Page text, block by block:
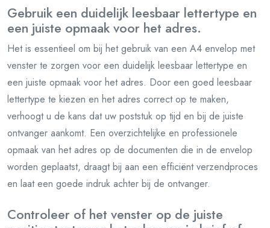
Gebruik een duidelijk leesbaar lettertype en
een juiste opmaak voor het adres.
Het is essentieel om bij het gebruik van een A4 envelop met
venster te zorgen voor een duidelijk leesbaar lettertype en
een juiste opmaak voor het adres. Door een goed leesbaar
lettertype te kiezen en het adres correct op te maken,
verhoogt u de kans dat uw poststuk op tijd en bij de juiste
ontvanger aankomt. Een overzichtelijke en professionele
opmaak van het adres op de documenten die in de envelop
worden geplaatst, draagt bij aan een efficiënt verzendproces
en laat een goede indruk achter bij de ontvanger.
Controleer of het venster op de juiste